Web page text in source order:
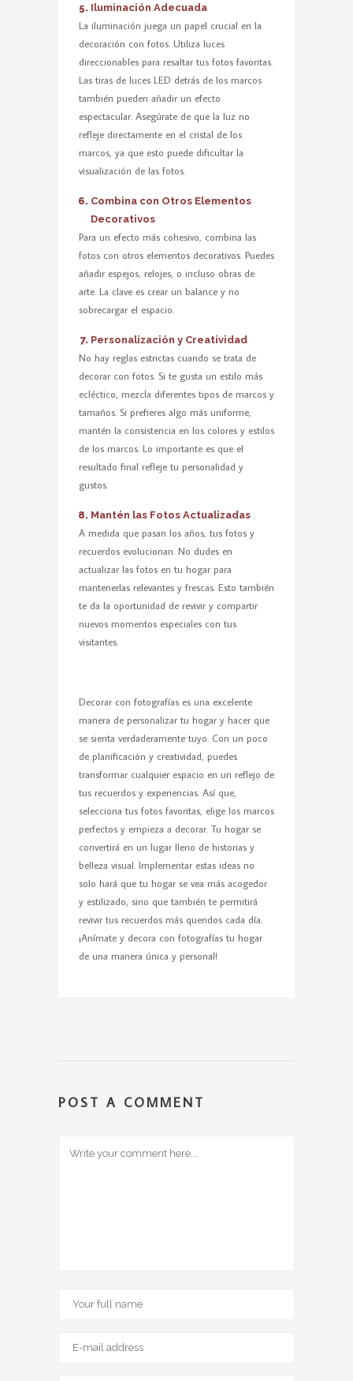
Iluminación Adecuada
La iluminación juega un papel crucial en la
decoración con fotos. Utiliza luces
direccionables para resaltar tus fotos favoritas.
Las tiras de luces LED detrás de los marcos
también pueden añadir un efecto
espectacular. Asegúrate de que la luz no
refleje directamente en el cristal de los
marcos, ya que esto puede dificultar la
visualización de las fotos.
Combina con Otros Elementos
Decorativos
Para un efecto más cohesivo, combina las
fotos con otros elementos decorativos. Puedes
añadir espejos, relojes, o incluso obras de
arte. La clave es crear un balance y no
sobrecargar el espacio.
Personalización y Creatividad
No hay reglas estrictas cuando se trata de
decorar con fotos. Si te gusta un estilo más
ecléctico, mezcla diferentes tipos de marcos y
tamaños. Si prefieres algo más uniforme,
mantén la consistencia en los colores y estilos
de los marcos. Lo importante es que el
resultado final refleje tu personalidad y
gustos.
Mantén las Fotos Actualizadas
A medida que pasan los años, tus fotos y
recuerdos evolucionan. No dudes en
actualizar las fotos en tu hogar para
mantenerlas relevantes y frescas. Esto también
te da la oportunidad de revivir y compartir
nuevos momentos especiales con tus
visitantes.
Decorar con fotografías es una excelente
manera de personalizar tu hogar y hacer que
se sienta verdaderamente tuyo. Con un poco
de planificación y creatividad, puedes
transformar cualquier espacio en un reflejo de
tus recuerdos y experiencias. Así que,
selecciona tus fotos favoritas, elige los marcos
perfectos y empieza a decorar. Tu hogar se
convertirá en un lugar lleno de historias y
belleza visual. Implementar estas ideas no
solo hará que tu hogar se vea más acogedor
y estilizado, sino que también te permitirá
revivir tus recuerdos más queridos cada día.
¡Anímate y decora con fotografías tu hogar
de una manera única y personal!
POST A COMMENT